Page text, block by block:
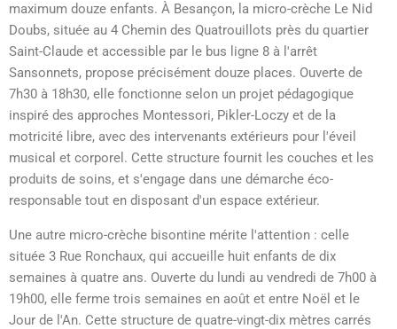
maximum douze enfants. À Besançon, la micro-crèche Le Nid
Doubs, située au 4 Chemin des Quatrouillots près du quartier
Saint-Claude et accessible par le bus ligne 8 à l'arrêt
Sansonnets, propose précisément douze places. Ouverte de
7h30 à 18h30, elle fonctionne selon un projet pédagogique
inspiré des approches Montessori, Pikler-Loczy et de la
motricité libre, avec des intervenants extérieurs pour l'éveil
musical et corporel. Cette structure fournit les couches et les
produits de soins, et s'engage dans une démarche éco-
responsable tout en disposant d'un espace extérieur.
Une autre micro-crèche bisontine mérite l'attention : celle
située 3 Rue Ronchaux, qui accueille huit enfants de dix
semaines à quatre ans. Ouverte du lundi au vendredi de 7h00 à
19h00, elle ferme trois semaines en août et entre Noël et le
Jour de l'An. Cette structure de quatre-vingt-dix mètres carrés